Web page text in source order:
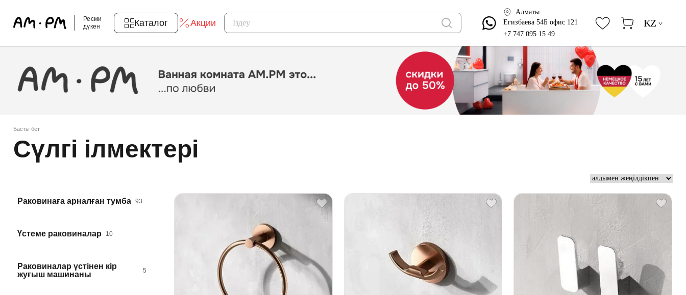
Ресми
дүкен
Каталог Акции
Алматы
Егизбаева 54Б офис 121
+7 747 095 15 49
KZ
Басты бет
Сүлгі ілмектері
Раковинаға арналған тумба 93
Үстеме раковиналар 10
Раковиналар үстінен кір
жуғыш машинаны
5